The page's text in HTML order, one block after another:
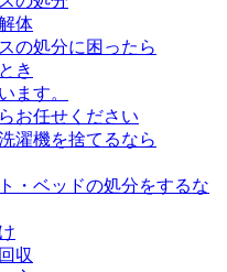
体
の処分に困ったら
き
ます。
お任せください
濯機を捨てるなら
・ベッドの処分をするな
収